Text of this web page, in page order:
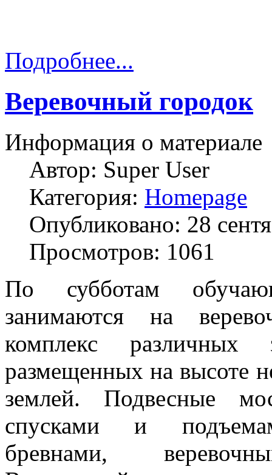
Подробнее...
Веревочный городок
Информация о материале
Автор: Super User
Категория: Homepage
Опубликовано: 28
Просмотров: 1061
По субботам
занимаются на
комплекс различных
размещенных на высоте
землей. Подвесные
спусками и
бревнами,